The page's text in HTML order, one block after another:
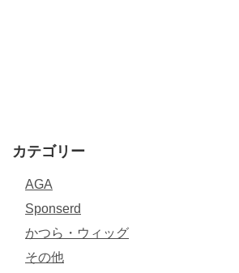
カテゴリー
AGA
Sponserd
かつら・ウィッグ
その他